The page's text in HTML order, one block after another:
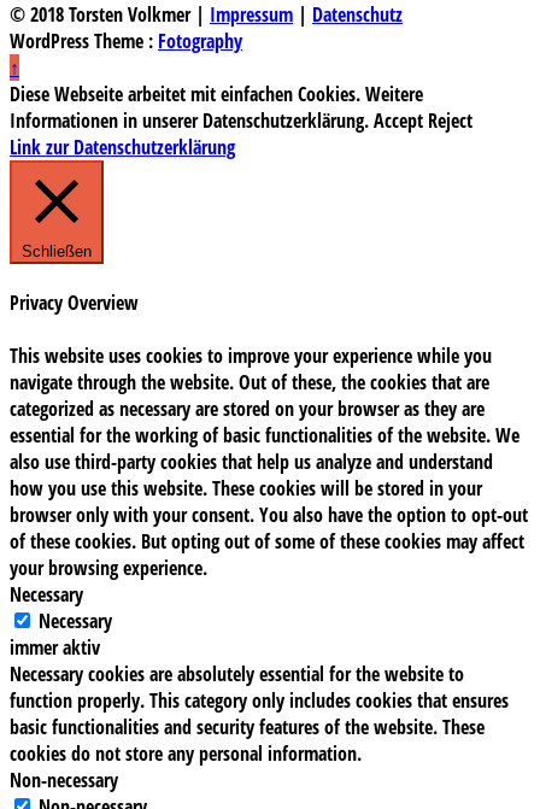
© 2018 Torsten Volkmer | Impressum | Datenschutz
WordPress Theme : Fotography
↑
Diese Webseite arbeitet mit einfachen Cookies. Weitere
Informationen in unserer Datenschutzerklärung.Accept Reject
Link zur Datenschutzerklärung
Schließen
Privacy Overview
This website uses cookies to improve your experience while you
navigate through the website. Out of these, the cookies that are
categorized as necessary are stored on your browser as they are
essential for the working of basic functionalities of the website. We
also use third-party cookies that help us analyze and understand
how you use this website. These cookies will be stored in your
browser only with your consent. You also have the option to opt-out
of these cookies. But opting out of some of these cookies may affect
your browsing experience.
Necessary
Necessary
immer aktiv
Necessary cookies are absolutely essential for the website to
function properly. This category only includes cookies that ensures
basic functionalities and security features of the website. These
cookies do not store any personal information.
Non-necessary